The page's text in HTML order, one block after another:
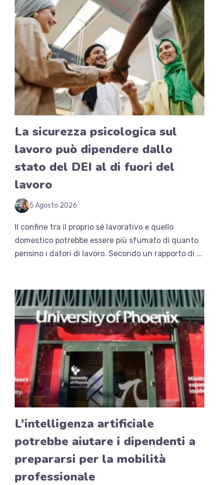
La sicurezza psicologica sul
lavoro può dipendere dallo
stato del DEI al di fuori del
lavoro
5 Agosto 2026
Il confine tra il proprio sé lavorativo e quello
domestico potrebbe essere più sfumato di quanto
pensino i datori di lavoro. Secondo un rapporto di ...
L’intelligenza artificiale
potrebbe aiutare i dipendenti a
prepararsi per la mobilità
professionale